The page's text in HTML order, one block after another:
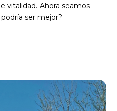
vitalidad. Ahora seamos
ser mejor?